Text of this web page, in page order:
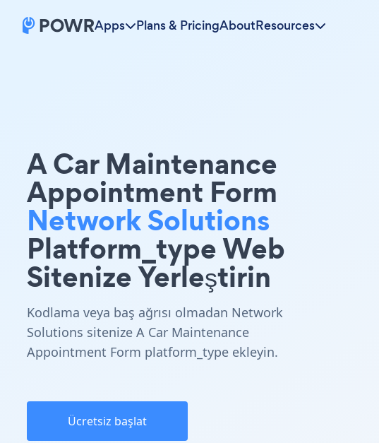
Apps Plans & PricingAboutResources
A Car Maintenance
Appointment Form
Network Solutions
Platform_type Web
Sitenize Yerleştirin
Kodlama veya baş ağrısı olmadan Network
Solutions sitenize A Car Maintenance
Appointment Form platform_type ekleyin.
Ücretsiz başlat